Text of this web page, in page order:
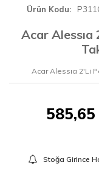
Ürün Kodu
Acar
Acar Alessıa 2'Li
585,65
Stoğa Girince